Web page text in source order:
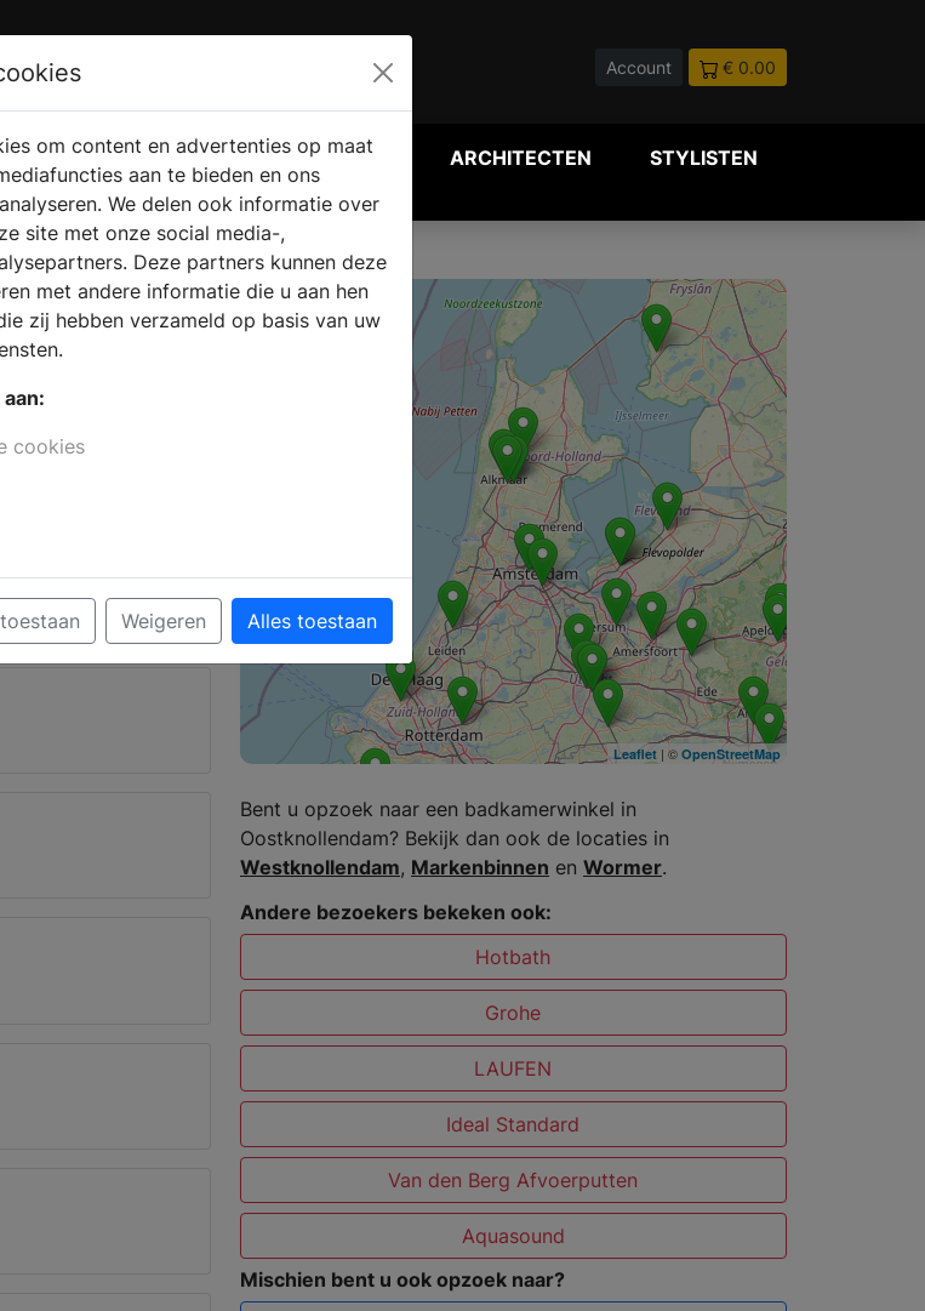
Account € 0.00
VERKOOPLOCATIE
VINDEN
WEBSHOP ARCHITECTEN STYLISTEN
u de badkamer
nieuwe badkamer,
voor het
een inloopdouche,
en adviseren
uit
over de
+
Leaflet| © OpenStreetMap
Bent u opzoek naar een badkamerwinkel in
Oostknollendam? Bekijk dan ook de locaties in
Westknollendam, Markenbinnen en Wormer.
Andere bezoekers bekeken ook:
Hotbath
Grohe
LAUFEN
Ideal Standard
Van den Berg Afvoerputten
Aquasound
Mischien bent u ook opzoek naar?
om content en advertenties op maat
aan te bieden en ons
We delen ook informatie over
site met onze social media-,
Deze partners kunnen deze
met andere informatie die u aan hen
zij hebben verzameld op basis van uw
cookies
Weigeren Alles toestaan